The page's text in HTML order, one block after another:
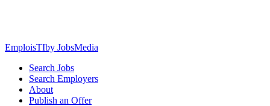
EmploisTIby JobsMedia
Search Jobs
Search Employers
About
Publish an Offer